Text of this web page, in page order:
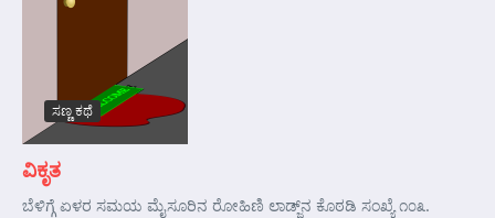
ಸಣ್ಣ ಕಥೆ
ವಿಕೃತ
ಬೆಳಿಗ್ಗೆ ಏಳರ ಸಮಯ ಮೈಸೂರಿನ ರೋಹಿಣಿ ಲಾಡ್ಜ್‌ನ ಕೊಠಡಿ ಸಂಖ್ಯೆ ೧೦೩.